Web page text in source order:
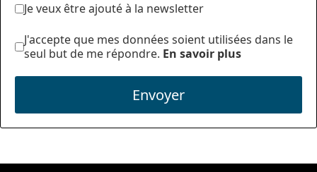
Je veux être ajouté à la newsletter
J'accepte que mes données soient utilisées dans le
seul but de me répondre. En savoir plus
Envoyer